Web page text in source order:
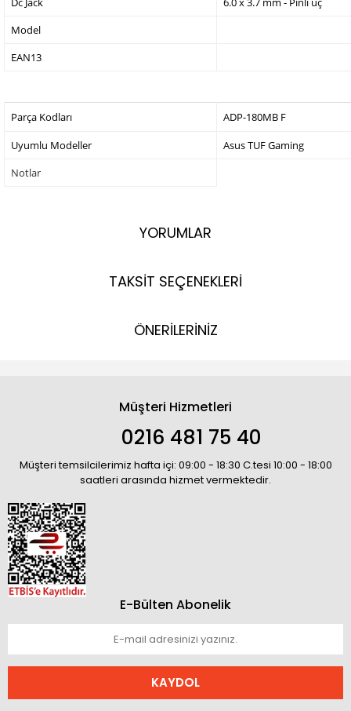
Model
EAN13
Parça Kodları
ADP-180MB F
Uyumlu Modeller
Asus TUF Gaming
Notlar
YORUMLAR
TAKSİT SEÇENEKLERİ
ÖNERİLERİNİZ
Müşteri Hizmetleri
0216 481 75 40
Müşteri temsilcilerimiz hafta içi: 09:00 - 18:30 C.tesi 10:00 - 18:00
saatleri arasında hizmet vermektedir.
E-Bülten Abonelik
KAYDOL